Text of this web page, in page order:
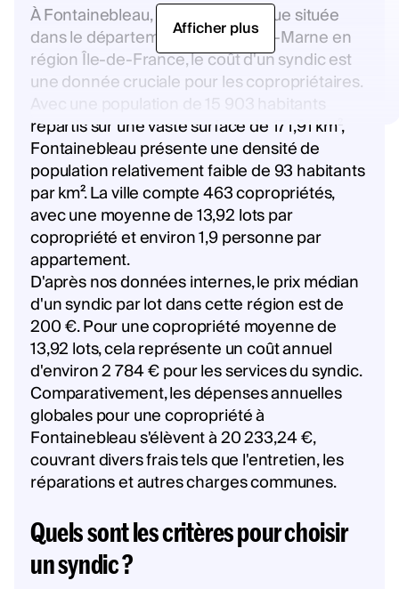
À Fontainebleau, une ville historique située
dans le département de Seine-et-Marne en
région Île-de-France, le coût d'un syndic est
une donnée cruciale pour les copropriétaires.
Avec une population de 15 903 habitants
répartis sur une vaste surface de 171,91 km²,
Fontainebleau présente une densité de
population relativement faible de 93 habitants
par km². La ville compte 463 copropriétés,
avec une moyenne de 13,92 lots par
copropriété et environ 1,9 personne par
appartement.
D'après nos données internes, le prix médian
d'un syndic par lot dans cette région est de
200 €. Pour une copropriété moyenne de
13,92 lots, cela représente un coût annuel
d'environ 2 784 € pour les services du syndic.
Comparativement, les dépenses annuelles
globales pour une copropriété à
Fontainebleau s'élèvent à 20 233,24 €,
couvrant divers frais tels que l'entretien, les
réparations et autres charges communes.
Quels sont les critères pour choisir
un syndic ?
Afficher plus